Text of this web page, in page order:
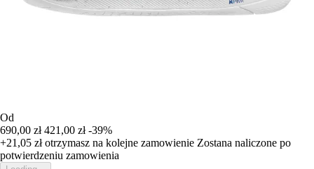
Od
690,00 zł 421,00 zł -39%
+21,05 złotrzymasz na kolejne zamowienie Zostana naliczone po
potwierdzeniu zamowienia